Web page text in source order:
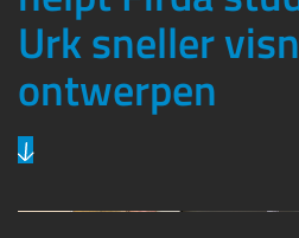
Urk sneller
ontwerpen